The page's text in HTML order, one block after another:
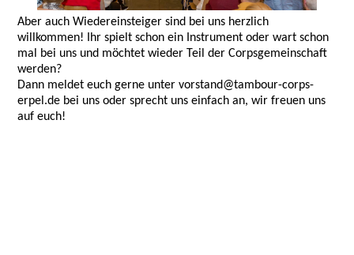
Aber auch Wiedereinsteiger sind bei uns herzlich
willkommen! Ihr spielt schon ein Instrument oder wart schon
mal bei uns und möchtet wieder Teil der Corpsgemeinschaft
werden?
Dann meldet euch gerne unter vorstand@tambour-corps-
erpel.de bei uns oder sprecht uns einfach an, wir freuen uns
auf euch!